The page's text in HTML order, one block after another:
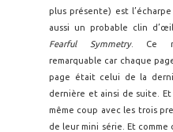
plus présente) est
aussi un probable clin
Fearful Symmetry. Ce
remarquable car chaque
page était celui de la
dernière et ainsi de suite.
même coup avec les trois
de leur mini série. Et comme